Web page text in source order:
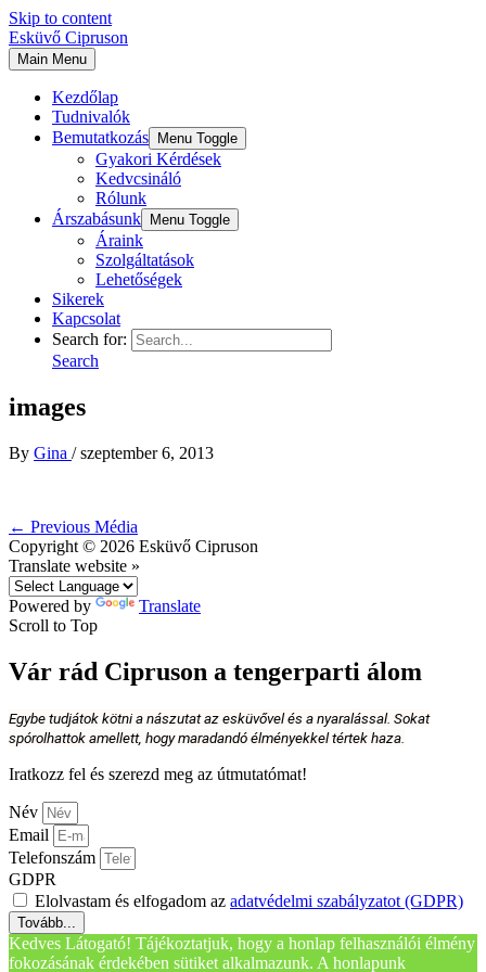
Skip to content
Esküvő Cipruson
Main Menu
Kezdőlap
Tudnivalók
Bemutatkozás
Menu Toggle
Gyakori Kérdések
Kedvcsináló
Rólunk
Árszabásunk
Menu Toggle
Áraink
Szolgáltatások
Lehetőségek
Sikerek
Kapcsolat
Search for:
Search
images
By Gina /szeptember 6, 2013
← Previous Média
Copyright © 2026 Esküvő Cipruson
Translate website »
Powered by
Translate
Scroll to Top
Vár rád Cipruson a tengerparti álom
Egybe tudjátok kötni a nászutat az esküvővel és a nyaralással. Sokat
spórolhattok amellett, hogy maradandó élményekkel tértek haza.
Iratkozz fel és szerezd meg az útmutatómat!
Név
Email
Telefonszám
GDPR
Elolvastam és elfogadom az adatvédelmi szabályzatot (GDPR)
Tovább...
Kedves Látogató! Tájékoztatjuk, hogy a honlap felhasználói élmény
fokozásának érdekében sütiket alkalmazunk. A honlapunk